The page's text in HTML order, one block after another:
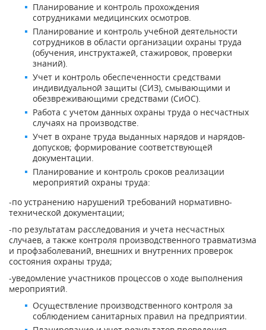
Планирование и контроль прохождения
сотрудниками медицинских осмотров.
Планирование и контроль учебной деятельности
сотрудников в области организации охраны труда
(обучения, инструктажей, стажировок, проверки
знаний).
Учет и контроль обеспеченности средствами
индивидуальной защиты (СИЗ), смывающими и
обезвреживающими средствами (СиОС).
Работа с учетом данных охраны труда о несчастных
случаях на производстве.
Учет в охране труда выданных нарядов и нарядов-
допусков; формирование соответствующей
документации.
Планирование и контроль сроков реализации
мероприятий охраны труда:
-по устранению нарушений требований нормативно-
технической документации;
-по результатам расследования и учета несчастных
случаев, а также контроля производственного травматизма
и профзаболеваний, внешних и внутренних проверок
состояния охраны труда;
-уведомление участников процессов о ходе выполнения
мероприятий.
Осуществление производственного контроля за
соблюдением санитарных правил на предприятии.